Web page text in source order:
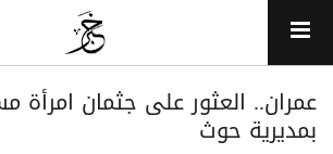
عمران.. العثور على جثمان امرأة
بمديرية حوث